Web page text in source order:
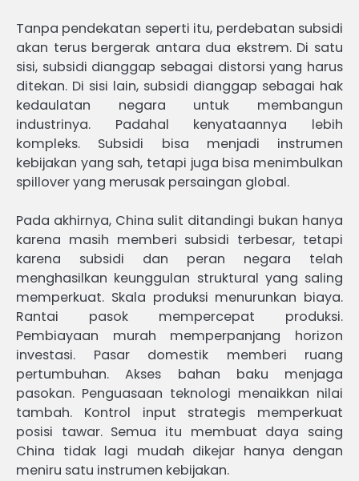
Tanpa pendekatan seperti itu, perdebatan subsidi
akan terus bergerak antara dua ekstrem. Di satu
sisi, subsidi dianggap sebagai distorsi yang harus
ditekan. Di sisi lain, subsidi dianggap sebagai hak
kedaulatan negara untuk membangun
industrinya. Padahal kenyataannya lebih
kompleks. Subsidi bisa menjadi instrumen
kebijakan yang sah, tetapi juga bisa menimbulkan
spillover yang merusak persaingan global.
Pada akhirnya, China sulit ditandingi bukan hanya
karena masih memberi subsidi terbesar, tetapi
karena subsidi dan peran negara telah
menghasilkan keunggulan struktural yang saling
memperkuat. Skala produksi menurunkan biaya.
Rantai pasok mempercepat produksi.
Pembiayaan murah memperpanjang horizon
investasi. Pasar domestik memberi ruang
pertumbuhan. Akses bahan baku menjaga
pasokan. Penguasaan teknologi menaikkan nilai
tambah. Kontrol input strategis memperkuat
posisi tawar. Semua itu membuat daya saing
China tidak lagi mudah dikejar hanya dengan
meniru satu instrumen kebijakan.